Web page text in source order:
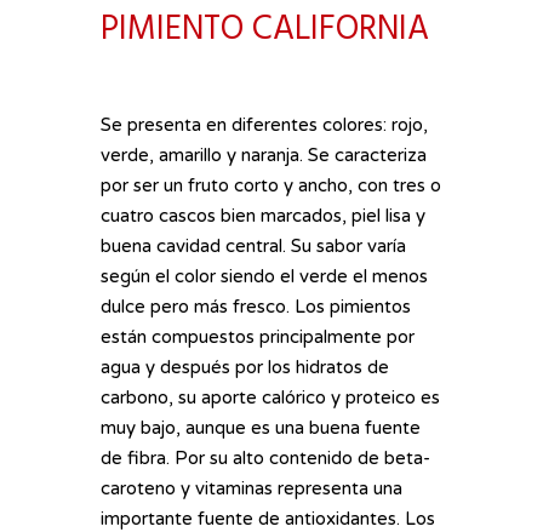
Hit enter to search or ESC to close
PIMIENTO CALIFORNIA
Se presenta en diferentes colores: rojo,
verde, amarillo y naranja. Se caracteriza
por ser un fruto corto y ancho, con tres o
cuatro cascos bien marcados, piel lisa y
buena cavidad central. Su sabor varía
según el color siendo el verde el menos
dulce pero más fresco. Los pimientos
están compuestos principalmente por
agua y después por los hidratos de
carbono, su aporte calórico y proteico es
muy bajo, aunque es una buena fuente
de fibra. Por su alto contenido de beta-
caroteno y vitaminas representa una
importante fuente de antioxidantes. Los